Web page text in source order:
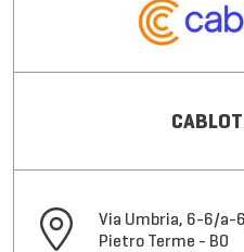
Via Umbria, 6-6/a-
Pietro Terme - BO